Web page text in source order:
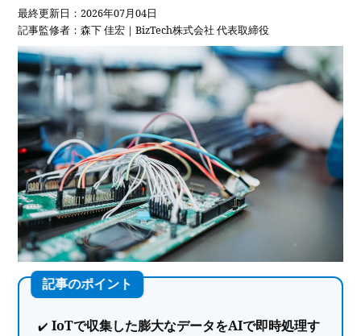
最終更新日：2026年07月04日
記事監修者：森下 佳宏｜BizTech株式会社 代表取締役
IoTで収集した膨大なデータをAIで即時処理す